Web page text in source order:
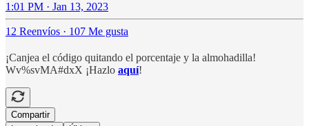
1:01 PM · Jan 13, 2023
12 Reenvíos · 107 Me gusta
¡Canjea el código quitando el porcentaje y la almohadilla!
Wv%svMA#dxX ¡Hazlo aquí!
Compartir